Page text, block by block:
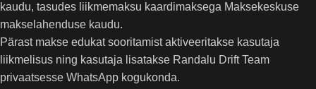
kaudu, tasudes liikmemaksu kaardimaksega Maksekeskuse
makselahenduse kaudu.
Pärast makse edukat sooritamist aktiveeritakse kasutaja
liikmelisus ning kasutaja lisatakse Randalu Drift Team
privaatsesse WhatsApp kogukonda.